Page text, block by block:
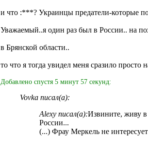
и что :***? Украинцы предатели-которые
Уважаемый..я один раз был в России.. на
в Брянской области..
то что я тогда увидел меня сразило просто
Добавлено спустя 5 минут 57 секунд:
Vovka писал(а):
Alexy писал(а):Извините, живу
России...
(...) Фрау Меркель не